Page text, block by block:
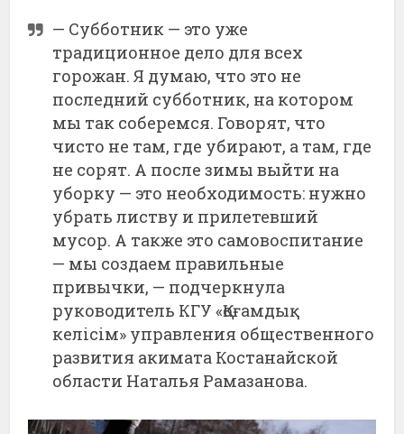
— Субботник — это уже
традиционное дело для всех
горожан. Я думаю, что это не
последний субботник, на котором
мы так соберемся. Говорят, что
чисто не там, где убирают, а там, где
не сорят. А после зимы выйти на
уборку — это необходимость: нужно
убрать листву и прилетевший
мусор. А также это самовоспитание
— мы создаем правильные
привычки, — подчеркнула
руководитель КГУ «Қоғамдық
келісім» управления общественного
развития акимата Костанайской
области Наталья Рамазанова.